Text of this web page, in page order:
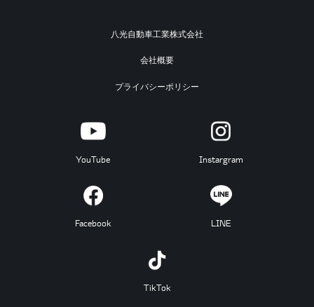
八光自動車工業株式会社
会社概要
プライバシーポリシー
YouTube Instargram
Facebook LINE
TikTok